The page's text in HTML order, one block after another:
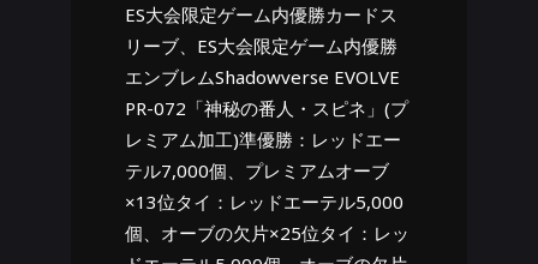
ES大会限定ゲーム内優勝カードス
リーブ、ES大会限定ゲーム内優勝
エンブレムShadowverse EVOLVE
PR-072「神秘の番人・スピネ」(プ
レミアム加工)準優勝：レッドエー
テル7,000個、プレミアムオーブ
×13位タイ：レッドエーテル5,000
個、オーブの欠片×25位タイ：レッ